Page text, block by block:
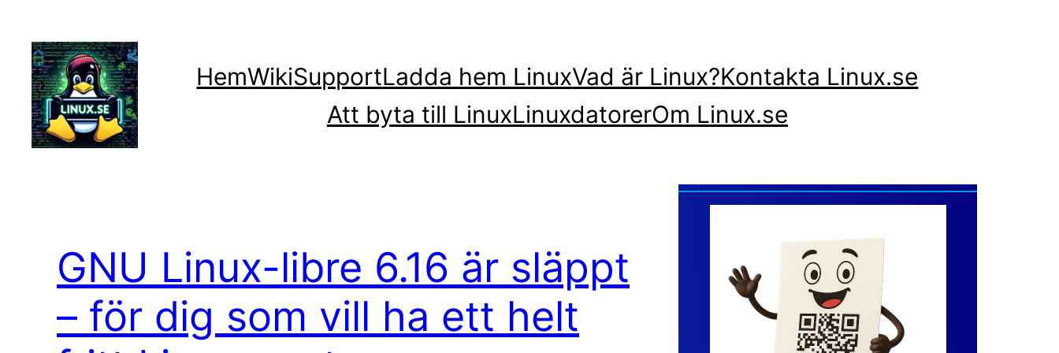
innehåll
HemWikiSupportLadda hem LinuxVad är Linux?Kontakta Linux.se
Att byta till LinuxLinuxdatorerOm Linux.se
GNU Linux-libre 6.16 är släppt
– för dig som vill ha ett helt